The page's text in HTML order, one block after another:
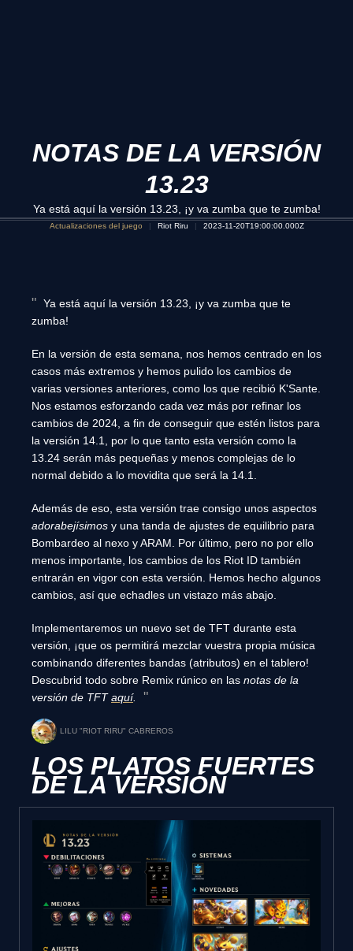
NOTAS DE LA VERSIÓN
13.23
Ya está aquí la versión 13.23, ¡y va zumba que te zumba!
Actualizaciones del juego Riot Riru 2023-11-20T19:00:00.000Z
Ya está aquí la versión 13.23, ¡y va zumba que te
zumba!
En la versión de esta semana, nos hemos centrado en los
casos más extremos y hemos pulido los cambios de
varias versiones anteriores, como los que recibió K'Sante.
Nos estamos esforzando cada vez más por refinar los
cambios de 2024, a fin de conseguir que estén listos para
la versión 14.1, por lo que tanto esta versión como la
13.24 serán más pequeñas y menos complejas de lo
normal debido a lo movidita que será la 14.1.
Además de eso, esta versión trae consigo unos aspectos
adorabejísimos y una tanda de ajustes de equilibrio para
Bombardeo al nexo y ARAM. Por último, pero no por ello
menos importante, los cambios de los Riot ID también
entrarán en vigor con esta versión. Hemos hecho algunos
cambios, así que echadles un vistazo más abajo.
Implementaremos un nuevo set de TFT durante esta
versión, ¡que os permitirá mezclar vuestra propia música
combinando diferentes bandas (atributos) en el tablero!
Descubrid todo sobre Remix rúnico en las notas de la
versión de TFTaquí.
LILU "RIOT RIRU" CABREROS
LOS PLATOS FUERTES
DE LA VERSIÓN